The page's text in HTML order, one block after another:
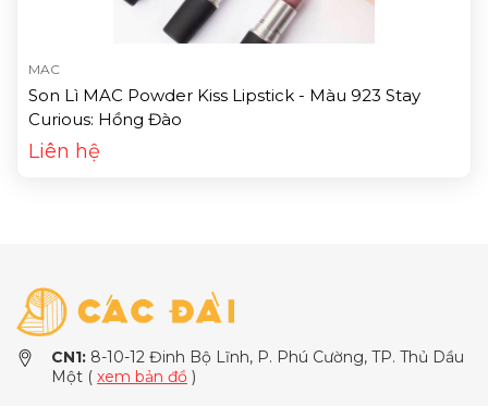
MAC
Son Lì MAC Powder Kiss Lipstick - Màu 923 Stay
Curious: Hồng Đào
Liên hệ
CN1: 8-10-12 Đinh Bộ Lĩnh, P. Phú Cường, TP. Thủ Dầu
Một ( xem bản đồ )